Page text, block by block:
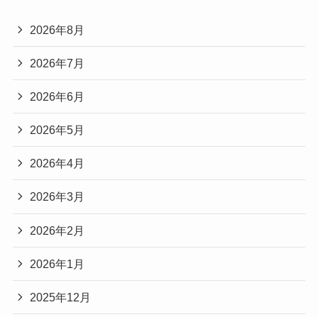
2026年8月
2026年7月
2026年6月
2026年5月
2026年4月
2026年3月
2026年2月
2026年1月
2025年12月